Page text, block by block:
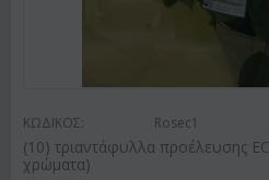
ΚΩΔΙΚΟΣ: Rosec1
(10) τριαντάφυλλα προέλευσης
χρώματα)